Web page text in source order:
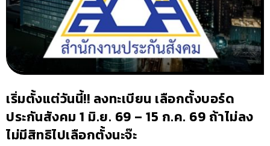
เริ่มตั้งแต่วันนี้!! ลงทะเบียน เลือกตั้งบอร์ด
ประกันสังคม 1 มิ.ย. 69 – 15 ก.ค. 69 ถ้าไม่ลง
ไม่มีสิทธิไปเลือกตั้งนะจ๊ะ